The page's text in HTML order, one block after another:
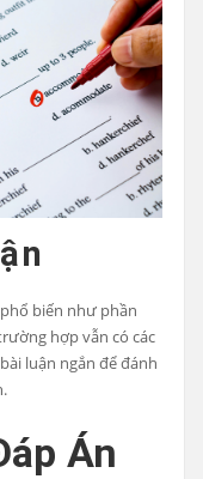
biến như phần
hợp vẫn có các
luận ngắn để đánh
Án